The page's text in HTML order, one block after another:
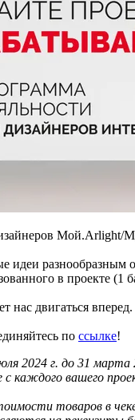
Мой.Arlight/
разнообразным
в проекте (1
нас двигаться
по ссылке!
2024 г. до 31
с каждого вашего
товаров в